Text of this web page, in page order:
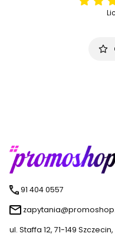
91 404 0557
ul. Staffa 12, 71-149 Szczecin,